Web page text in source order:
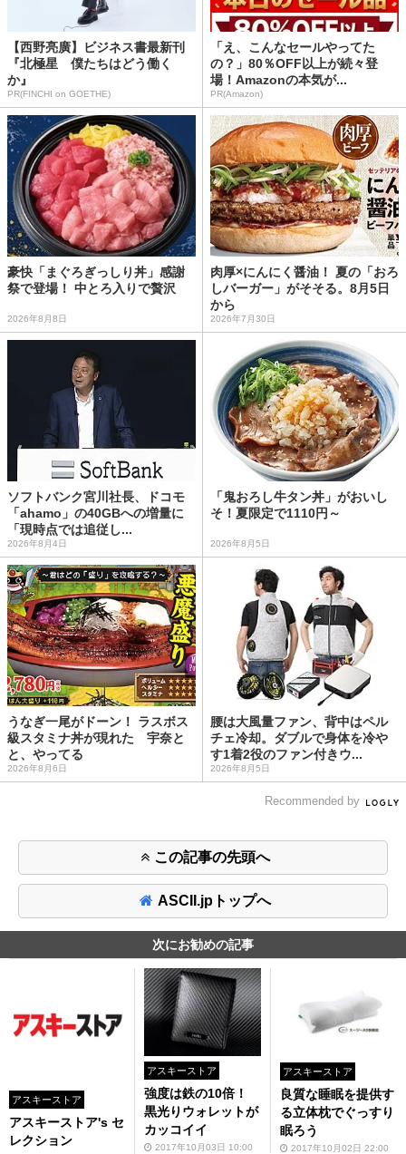
【西野亮廣】ビジネス書最新刊
『北極星 僕たちはどう働く
か』
PR(FINCHI on GOETHE)
「え、こんなセールやってた
の？」80％OFF以上が続々登
場！Amazonの本気が...
PR(Amazon)
豪快「まぐろぎっしり丼」感謝
祭で登場！ 中とろ入りで贅沢
2026年8月8日
肉厚×にんにく醤油！ 夏の「おろ
しバーガー」がそそる。8月5日
から
2026年7月30日
ソフトバンク宮川社長、ドコモ
「ahamo」の40GBへの増量に
「現時点では追従し...
2026年8月4日
「鬼おろし牛タン丼」がおいし
そ！夏限定で1110円～
2026年8月5日
うなぎ一尾がドーン！ ラスボス
級スタミナ丼が現れた 宇奈と
と、やってる
2026年8月6日
腰は大風量ファン、背中はペル
チェ冷却。ダブルで身体を冷や
す1着2役のファン付きウ...
2026年8月5日
Recommended by
この記事の先頭へ
ASCII.jpトップへ
次にお勧めの記事
アスキーストア
アスキーストア's セ
レクション
アスキーストア
強度は鉄の10倍！
黒光りウォレットが
カッコイイ
2017年10月03日 10:00
アスキーストア
良質な睡眠を提供す
る立体枕でぐっすり
眠ろう
2017年10月02日 22:00